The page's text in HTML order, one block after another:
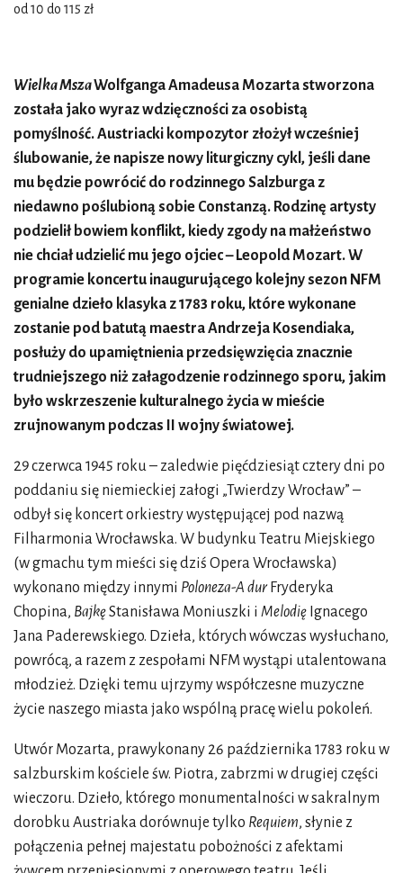
od 10 do 115 zł
Wielka MszaWolfganga Amadeusa Mozarta stworzona
została jako wyraz wdzięczności za osobistą
pomyślność. Austriacki kompozytor złożył wcześniej
ślubowanie, że napisze nowy liturgiczny cykl, jeśli dane
mu będzie powrócić do rodzinnego Salzburga z
niedawno poślubioną sobie Constanzą. Rodzinę artysty
podzielił bowiem konflikt, kiedy zgody na małżeństwo
nie chciał udzielić mu jego ojciec – Leopold Mozart. W
programie koncertu inaugurującego kolejny sezon NFM
genialne dzieło klasyka z 1783 roku, które wykonane
zostanie pod batutą maestra Andrzeja Kosendiaka,
posłuży do upamiętnienia przedsięwzięcia znacznie
trudniejszego niż załagodzenie rodzinnego sporu, jakim
było wskrzeszenie kulturalnego życia w mieście
zrujnowanym podczas II wojny światowej.
29 czerwca 1945 roku – zaledwie pięćdziesiąt cztery dni po
poddaniu się niemieckiej załogi „Twierdzy Wrocław” –
odbył się koncert orkiestry występującej pod nazwą
Filharmonia Wrocławska. W budynku Teatru Miejskiego
(w gmachu tym mieści się dziś Opera Wrocławska)
wykonano między innymi Poloneza-A dur Fryderyka
Chopina, BajkęStanisława Moniuszki i Melodię Ignacego
Jana Paderewskiego. Dzieła, których wówczas wysłuchano,
powrócą, a razem z zespołami NFM wystąpi utalentowana
młodzież. Dzięki temu ujrzymy współczesne muzyczne
życie naszego miasta jako wspólną pracę wielu pokoleń.
Utwór Mozarta, prawykonany 26 października 1783 roku w
salzburskim kościele św. Piotra, zabrzmi w drugiej części
wieczoru. Dzieło, którego monumentalności w sakralnym
dorobku Austriaka dorównuje tylko Requiem, słynie z
połączenia pełnej majestatu pobożności z afektami